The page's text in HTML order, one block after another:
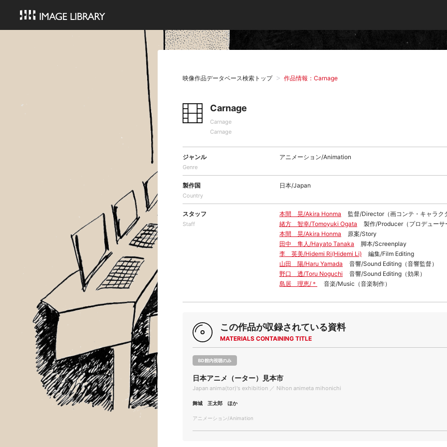
映像作品データベース検索トップ 作品情報：Carnage
Carnage
Carnage
Carnage
ジャンル
Genre
アニメーション/Animation
製作国
Country
日本/Japan
スタッフ
Staff
本間 晃/Akira Honma
監督/Director（画コンテ・キャラク
緒方 智幸/Tomoyuki Ogata
製作/Producer（プロデューサ
本間 晃/Akira Honma
原案/Story
田中 隼人/Hayato Tanaka
脚本/Screenplay
李 英美/Hidemi Ri(Hidemi Li)
編集/Film Editing
山田 陽/Haru Yamada
音響/Sound Editing（音響監督）
野口 透/Toru Noguchi
音響/Sound Editing（効果）
島居 理恵/＊
音楽/Music（音楽制作）
この作品が収録されている資料
MATERIALS CONTAINING TITLE
BD館内視聴のみ
日本アニメ（ーター）見本市
Japan anima(tor)'s exhibition ／ Nihon animeta mihonichi
舞城 王太郎 ほか
アニメーション/Animation